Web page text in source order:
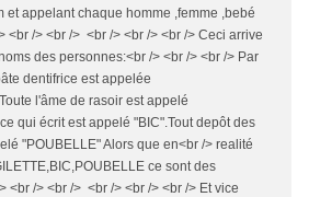
et appelant chaque homme ,femme ,bebé
<br /> <br /> <br /> <br /> <br /> Ceci arrive
des personnes:<br /> <br /> <br /> Par
dentifrice est appelée
l'âme de rasoir est appelé
qui écrit est appelé "BIC".Tout depôt des
"POUBELLE" Alors que en<br /> realité
ce sont des
<br /> <br /> <br /> <br /> <br /> Et vice